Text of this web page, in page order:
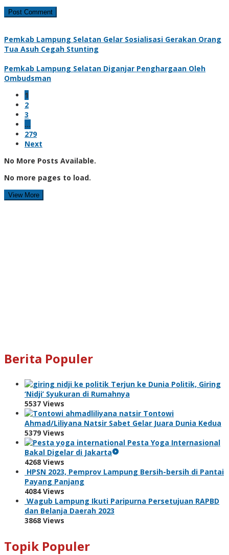
Pemkab Lampung Selatan Gelar Sosialisasi Gerakan Orang
Tua Asuh Cegah Stunting
Pemkab Lampung Selatan Diganjar Penghargaan Oleh
Ombudsman
1
2
3
…
279
Next
No More Posts Available.
No more pages to load.
View More
Berita Populer
Terjun ke Dunia Politik, Giring
‘Nidji’ Syukuran di Rumahnya
5537 Views
Tontowi
Ahmad/Liliyana Natsir Sabet Gelar Juara Dunia Kedua
5379 Views
Pesta Yoga Internasional
Bakal Digelar di Jakarta
4268 Views
HPSN 2023, Pemprov Lampung Bersih-bersih di Pantai
Payang Panjang
4084 Views
Wagub Lampung Ikuti Paripurna Persetujuan RAPBD
dan Belanja Daerah 2023
3868 Views
Topik Populer